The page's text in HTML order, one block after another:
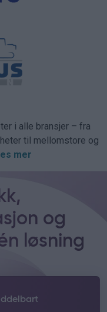
i alle bransjer – fra
til mellomstore og
mer
og
løsning